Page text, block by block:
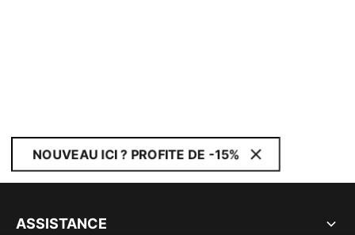
NOUVEAU ICI ? PROFITE DE -15%
ASSISTANCE